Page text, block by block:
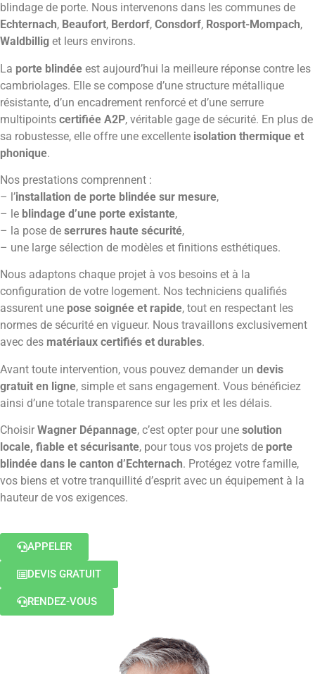
blindage de porte. Nous intervenons dans les communes de
Echternach, Beaufort, Berdorf, Consdorf, Rosport-Mompach,
Waldbillig et leurs environs.
La porte blindée est aujourd’hui la meilleure réponse contre les
cambriolages. Elle se compose d’une structure métallique
résistante, d’un encadrement renforcé et d’une serrure
multipoints certifiée A2P, véritable gage de sécurité. En plus de
sa robustesse, elle offre une excellente isolation thermique et
phonique.
Nos prestations comprennent :
– l’installation de porte blindée sur mesure,
– le blindage d’une porte existante,
– la pose de serrures haute sécurité,
– une large sélection de modèles et finitions esthétiques.
Nous adaptons chaque projet à vos besoins et à la
configuration de votre logement. Nos techniciens qualifiés
assurent une pose soignée et rapide, tout en respectant les
normes de sécurité en vigueur. Nous travaillons exclusivement
avec des matériaux certifiés et durables.
Avant toute intervention, vous pouvez demander un devis
gratuit en ligne, simple et sans engagement. Vous bénéficiez
ainsi d’une totale transparence sur les prix et les délais.
Choisir Wagner Dépannage, c’est opter pour une solution
locale, fiable et sécurisante, pour tous vos projets de porte
blindée dans le canton d’Echternach. Protégez votre famille,
vos biens et votre tranquillité d’esprit avec un équipement à la
hauteur de vos exigences.
APPELER
DEVIS GRATUIT
RENDEZ-VOUS